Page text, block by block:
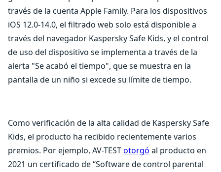
través de la cuenta Apple Family. Para los dispositivos
iOS 12.0-14.0, el filtrado web solo está disponible a
través del navegador Kaspersky Safe Kids, y el control
de uso del dispositivo se implementa a través de la
alerta "Se acabó el tiempo", que se muestra en la
pantalla de un niño si excede su límite de tiempo.
Como verificación de la alta calidad de Kaspersky Safe
Kids, el producto ha recibido recientemente varios
premios. Por ejemplo, AV-TESTotorgó al producto en
2021 un certificado de “Software de control parental